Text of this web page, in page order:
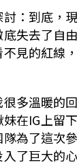
：到底，
失去了自
見的紅線
很多溫暖的
在IG上留
為了這次
了巨大的